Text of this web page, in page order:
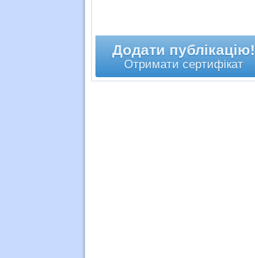
Додати публікацію!
Отримати сертифікат